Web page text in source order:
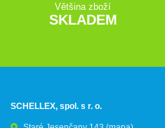
Většina zboží
SKLADEM
SCHELLEX, spol. s r. o.